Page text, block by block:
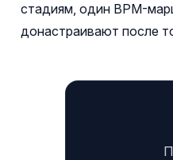
стадиям, один BPM-
донастраивают после